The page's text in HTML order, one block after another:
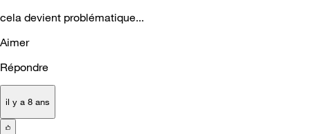
cela devient problématique...
Aimer
Répondre
il y a 8 ans